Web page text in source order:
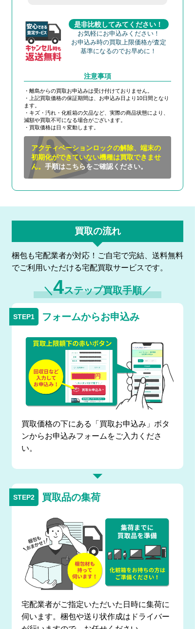
是非比較してみてください！
お気軽にお申込みください！
お申込み時の買取上限価格が査定
基準になるのでお早めに！
注意事項
・離島からの買取お申込みは受け付けておりません。
・上記買取価格の保証期間は、お申込み日より10日間となり
ます。
・キズ・汚れ・化粧箱の欠品など、実際の商品状態により、
減額や買取不可になる場合がございます。
・買取価格は日々変動します。
アクティベーションロックの解除、端末の
初期化ができていない機種は買取できませ
ん。手順はこちらをご確認ください。
買取の流れ
梱包も宅配業者が対応！ご自宅で完結、送料無料
でご利用いただける宅配買取サービスです。
＼4ステップ買取手順／
フォームからお申込み
買取価格の下にある「買取お申込み」ボタ
ンからお申込みフォームをご入力くださ
い。
買取品の集荷
宅配業者がご指定いただいた日時に集荷に
伺います。梱包や送り状作成はドライバー